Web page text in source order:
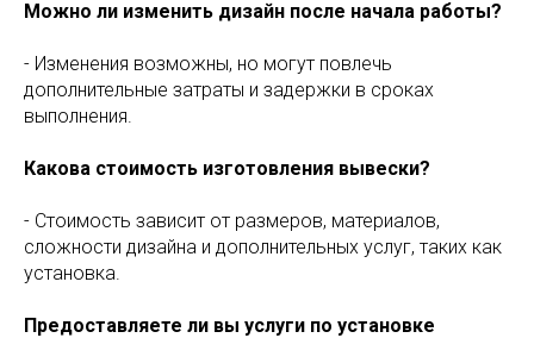
Можно ли изменить дизайн после начала работы?
- Изменения возможны, но могут повлечь
дополнительные затраты и задержки в сроках
выполнения.
Какова стоимость изготовления вывески?
- Стоимость зависит от размеров, материалов,
сложности дизайна и дополнительных услуг, таких как
установка.
Предоставляете ли вы услуги по установке